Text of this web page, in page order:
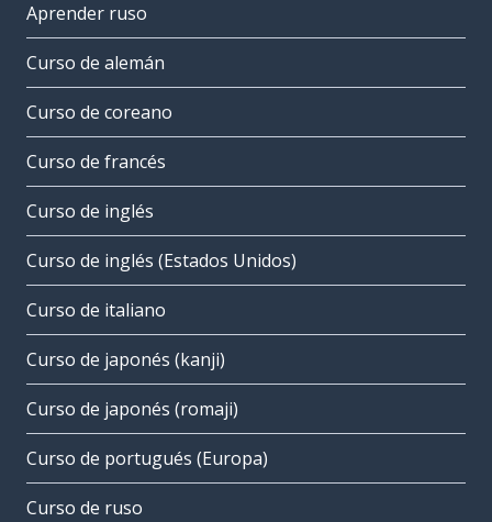
Aprender ruso
Curso de alemán
Curso de coreano
Curso de francés
Curso de inglés
Curso de inglés (Estados Unidos)
Curso de italiano
Curso de japonés (kanji)
Curso de japonés (romaji)
Curso de portugués (Europa)
Curso de ruso